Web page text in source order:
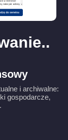
i archiwalne:
gospodarcze,